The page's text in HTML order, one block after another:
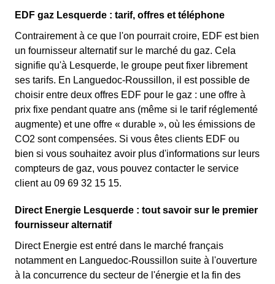
EDF gaz Lesquerde : tarif, offres et téléphone
Contrairement à ce que l'on pourrait croire, EDF est bien
un fournisseur alternatif sur le marché du gaz. Cela
signifie qu'à Lesquerde, le groupe peut fixer librement
ses tarifs. En Languedoc-Roussillon, il est possible de
choisir entre deux offres EDF pour le gaz : une offre à
prix fixe pendant quatre ans (même si le tarif réglementé
augmente) et une offre « durable », où les émissions de
CO2 sont compensées. Si vous êtes clients EDF ou
bien si vous souhaitez avoir plus d'informations sur leurs
compteurs de gaz, vous pouvez contacter le service
client au 09 69 32 15 15.
Direct Energie Lesquerde : tout savoir sur le premier
fournisseur alternatif
Direct Energie est entré dans le marché français
notamment en Languedoc-Roussillon suite à l'ouverture
à la concurrence du secteur de l'énergie et la fin des